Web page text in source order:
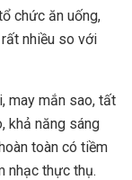
chức ăn uống,
nhiều so với
may mắn sao, tất
khả năng sáng
toàn có tiềm
nhạc thực thụ.